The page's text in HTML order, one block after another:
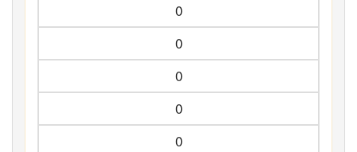
0
0
0
0
0